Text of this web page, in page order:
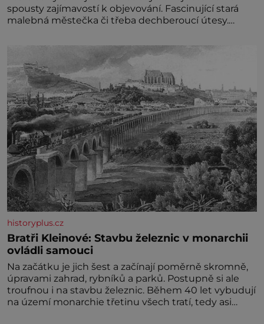
spousty zajímavostí k objevování. Fascinující stará
malebná městečka či třeba dechberoucí útesy.
jedné třetiny České republiky vás ohromí nejen
svými plážemi s bílým pískem jako v Karibiku, ale i
divokou krajinou, také bohatou historií i
luxusem.Zjistěte,
historyplus.cz
Bratři Kleinové: Stavbu železnic v monarchii
ovládli samouci
Na začátku je jich šest a začínají poměrně skromně,
úpravami zahrad, rybníků a parků. Postupně si ale
troufnou i na stavbu železnic. Během 40 let vybudují
na území monarchie třetinu všech tratí, tedy asi